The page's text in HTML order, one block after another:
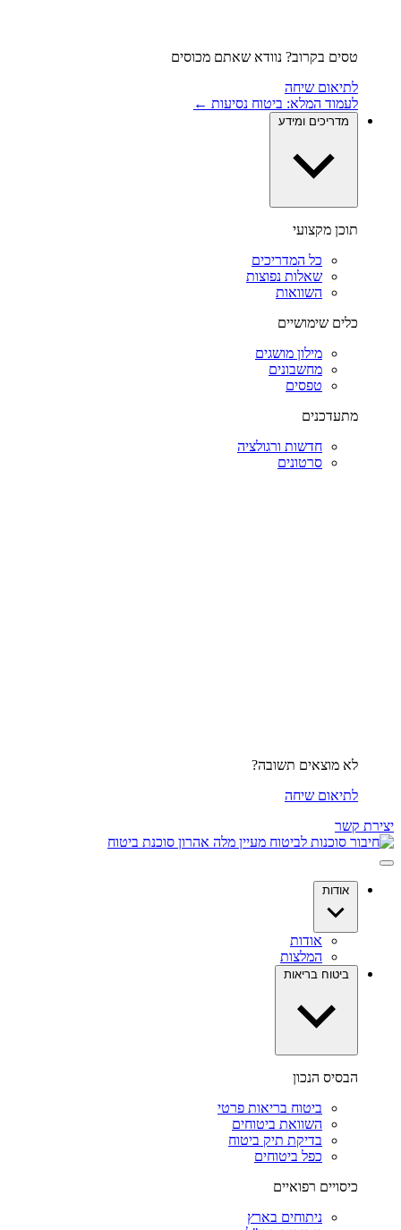
טסים בקרוב? נוודא שאתם מכוסים
לתיאום שיחה
לעמוד המלא: ביטוח נסיעות ←
מדריכים ומידע
תוכן מקצועי
כל המדריכים
שאלות נפוצות
השוואות
כלים שימושיים
מילון מושגים
מחשבונים
טפסים
מתעדכנים
חדשות ורגולציה
סרטונים
לא מוצאים תשובה?
לתיאום שיחה
יצירת קשר
אודות
אודות
המלצות
ביטוח בריאות
הבסיס הנכון
ביטוח בריאות פרטי
השוואת ביטוחים
בדיקת תיק ביטוח
כפל ביטוחים
כיסויים רפואיים
ניתוחים בארץ